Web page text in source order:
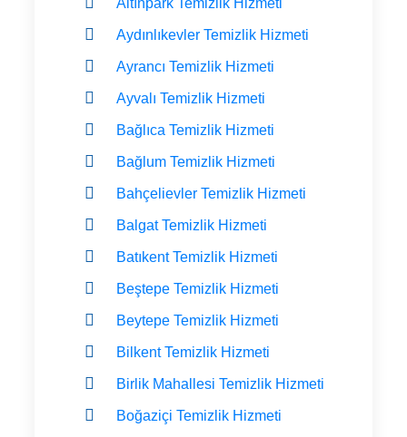
Aydınlıkevler Temizlik Hizmeti
Ayrancı Temizlik Hizmeti
Ayvalı Temizlik Hizmeti
Bağlıca Temizlik Hizmeti
Bağlum Temizlik Hizmeti
Bahçelievler Temizlik Hizmeti
Balgat Temizlik Hizmeti
Batıkent Temizlik Hizmeti
Beştepe Temizlik Hizmeti
Beytepe Temizlik Hizmeti
Bilkent Temizlik Hizmeti
Birlik Mahallesi Temizlik Hizmeti
Boğaziçi Temizlik Hizmeti